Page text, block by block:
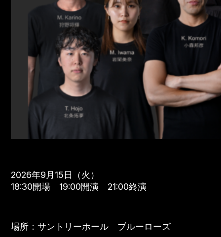
2026年9月15日（火）
18:30開場 19:00開演 21:00終演
場所：サントリーホール ブルーローズ